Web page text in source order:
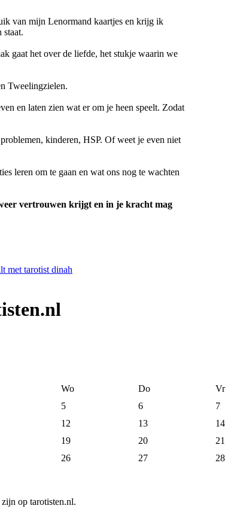
van mijn Lenormand kaartjes en krijg ik
staat.
gaat het over de liefde, het stukje waarin we
Tweelingzielen.
en laten zien wat er om je heen speelt. Zodat
kinderen, HSP. Of weet je even niet
leren om te gaan en wat ons nog te wachten
vertrouwen krijgt en in je kracht mag
Wo Do
Vr
5 6
7
12 13
14
19 20
21
26 27
28
op tarotisten.nl.